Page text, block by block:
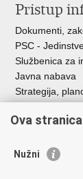
Pristup
Dokumenti,
PSC -
Službenica za
Javna nabava
Strategija,
Korisne
Ova
Nužni